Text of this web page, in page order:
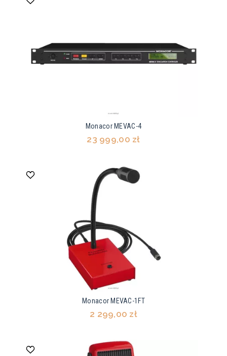
Monacor MEVAC-4
23 999,00 zł
Monacor MEVAC-1FT
2 299,00 zł